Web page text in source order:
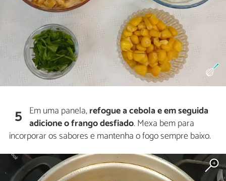
5 Em uma panela,refogue a cebola e em seguida
adicione o frango desfiado. Mexa bem para
incorporar os sabores e mantenha o fogo sempre baixo.